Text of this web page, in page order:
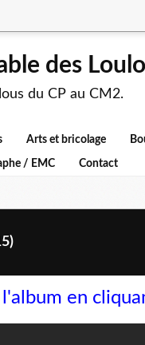
des
du CP au CM2.
Arts et bricolage
/ EMC Contact
en